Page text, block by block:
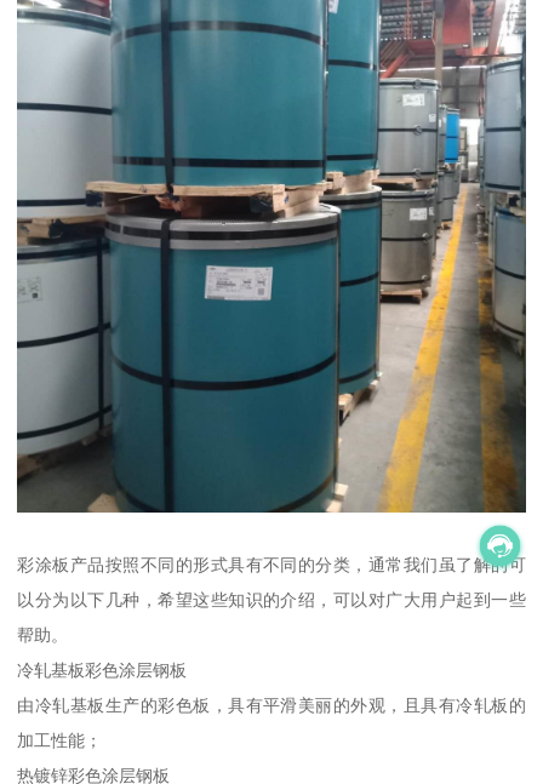
彩涂板产品按照不同的形式具有不同的分类，通常我们虽了解的可
以分为以下几种，希望这些知识的介绍，可以对广大用户起到一些
帮助。
冷轧基板彩色涂层钢板
由冷轧基板生产的彩色板，具有平滑美丽的外观，且具有冷轧板的
加工性能；
热镀锌彩色涂层钢板